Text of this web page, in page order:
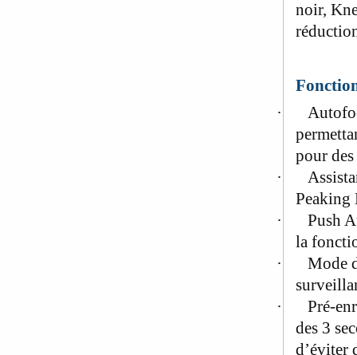
noir,
·
pour
·
Peaking
·
Push
la
·
Mode
·
Pré-
des 3
d’éviter